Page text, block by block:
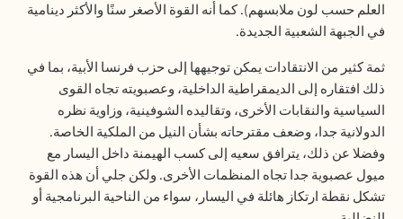
العلم حسب لون ملابسهم). كما أنه القوة الأصغر سنًا والأكثر دينامية
في الجبهة الشعبية الجديدة.
ثمة كثير من الانتقادات يمكن توجيهها إلى حزب فرنسا الأبية، بما في
ذلك افتقاره إلى الديمقراطية الداخلية، وعصبويته تجاه القوى
السياسية والنقابات الأخرى، وتقاليده الشوفينية، وزاوية نظره
الدولانية جدا، وضعف مقترحاته بشأن النيل من الملكية الخاصة.
وفضلا عن ذلك، يترافق سعيه إلى كسب الهيمنة داخل اليسار مع
ميول عصبوية جدا تجاه المنظمات الأخرى. ولكن جلي أن هذه القوة
تشكل نقطة ارتكاز هائلة في اليسار، سواء من الناحية البرنامجية أو